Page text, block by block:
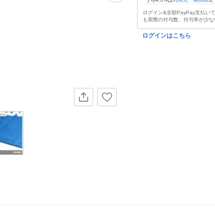
ログイン&全額PayPay支払い
も実際の付与数、付与率が少
ログインはこちら